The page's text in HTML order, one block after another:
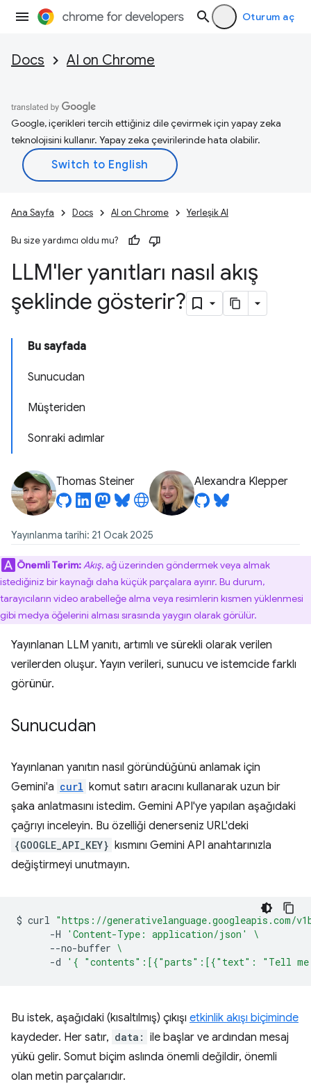
Oturum aç
Docs AI on Chrome
Google, içerikleri tercih ettiğiniz dile çevirmek için yapay zeka
teknolojisini kullanır. Yapay zeka çevirilerinde hata olabilir.
Ana Sayfa Docs AI on Chrome Yerleşik AI
Bu size yardımcı oldu mu?
LLM'ler yanıtları nasıl akış
şeklinde gösterir?
Bu sayfada
Sunucudan
Müşteriden
Sonraki adımlar
Thomas Steiner Alexandra Klepper
Yayınlanma tarihi: 21 Ocak 2025
Önemli Terim:Akış, ağ üzerinden göndermek veya almak
istediğiniz bir kaynağı daha küçük parçalara ayırır. Bu durum,
tarayıcıların video arabelleğe alma veya resimlerin kısmen yüklenmesi
gibi medya öğelerini alması sırasında yaygın olarak görülür.
Yayınlanan LLM yanıtı, artımlı ve sürekli olarak verilen
verilerden oluşur. Yayın verileri, sunucu ve istemcide farklı
görünür.
Sunucudan
Yayınlanan yanıtın nasıl göründüğünü anlamak için
Gemini'a curl komut satırı aracını kullanarak uzun bir
şaka anlatmasını istedim. Gemini API'ye yapılan aşağıdaki
çağrıyı inceleyin. Bu özelliği denerseniz URL'deki
{GOOGLE_API_KEY} kısmını Gemini API anahtarınızla
değiştirmeyi unutmayın.
$ curl "https://generativelanguage.googleapis.com/
-H
'Content-Type: application/json'
\
--no-buffer \
-d
'{ "contents":[{"parts":[{"text": "Tell
Bu istek, aşağıdaki (kısaltılmış) çıkışı etkinlik akışı biçiminde
kaydeder. Her satır, data: ile başlar ve ardından mesaj
yükü gelir. Somut biçim aslında önemli değildir, önemli
olan metin parçalarıdır.